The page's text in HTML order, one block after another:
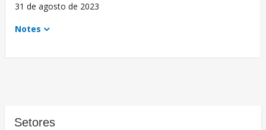
31 de agosto de 2023
Notes
Setores